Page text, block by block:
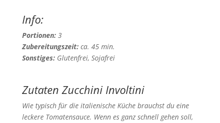
Info:
Portionen:3
Zubereitungszeit:ca. 45 min.
Sonstiges:Glutenfrei, Sojafrei
Zutaten Zucchini Involtini
Wie typisch für die italienische Küche brauchst du eine
leckere Tomatensauce. Wenn es ganz schnell gehen soll,